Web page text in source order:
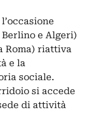
Berlino e Algeri)
Roma) riattiva
e la
sociale.
si accede
di attività